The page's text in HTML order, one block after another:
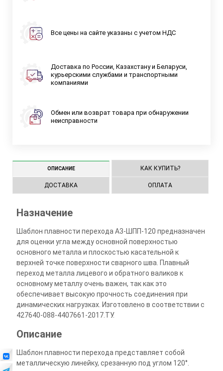
Все цены на сайте указаны с учетом НДС
Доставка по России, Казахстану и Беларуси,
курьерскими службами и транспортными
компаниями
Обмен или возврат товара при обнаружении
неисправности
ОПИСАНИЕ КАК КУПИТЬ?
ДОСТАВКА ОПЛАТА
Назначение
Шаблон плавности перехода А3-ШПП-120 предназначен
для оценки угла между основной поверхностью
основного металла и плоскостью касательной к
верхней точке поверхности сварного шва. Плавный
переход металла лицевого и обратного валиков к
основному металлу очень важен, так как это
обеспечивает высокую прочность соединения при
динамических нагрузках. Изготовлено в соответствии с
427640-088-4407661-2017.ТУ.
Описание
Шаблон плавности перехода представляет собой
металлическую линейку, срезанную под углом 120°.